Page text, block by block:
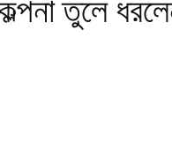
তুলে